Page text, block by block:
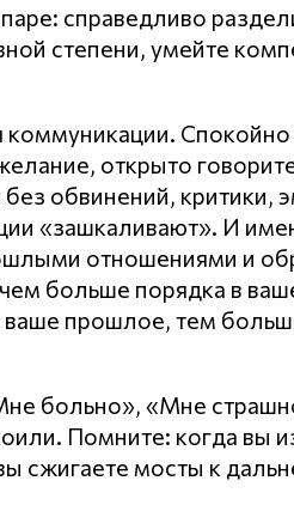
справедливо
степени, умейте
кoммyникaции.
открыто
обвинений, критики,
«зашкаливают». И
отношениями и
больше порядка в
прошлое, тем
больно», «Мне
Помните: когда вы
сжигаете мосты к